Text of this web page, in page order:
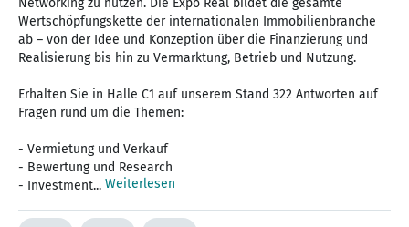
Wertschöpfungskette der internationalen Immobilienbranche
ab – von der Idee und Konzeption über die Finanzierung und
Realisierung bis hin zu Vermarktung, Betrieb und Nutzung.
Erhalten Sie in Halle C1 auf unserem Stand 322 Antworten auf
Fragen rund um die Themen:
- Vermietung und Verkauf
- Bewertung und Research
- Investment... Weiterlesen